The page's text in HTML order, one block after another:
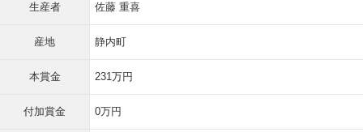
生産者 佐藤 重喜
産地 静内町
本賞金 231万円
付加賞金 0万円